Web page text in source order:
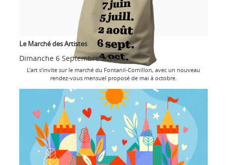
Le Marché des Artistes
Dimanche 6 Septembre 2026
L’art s’invite sur le marché du Fontanil-Cornillon, avec un nouveau
rendez-vous mensuel proposé de mai à octobre.